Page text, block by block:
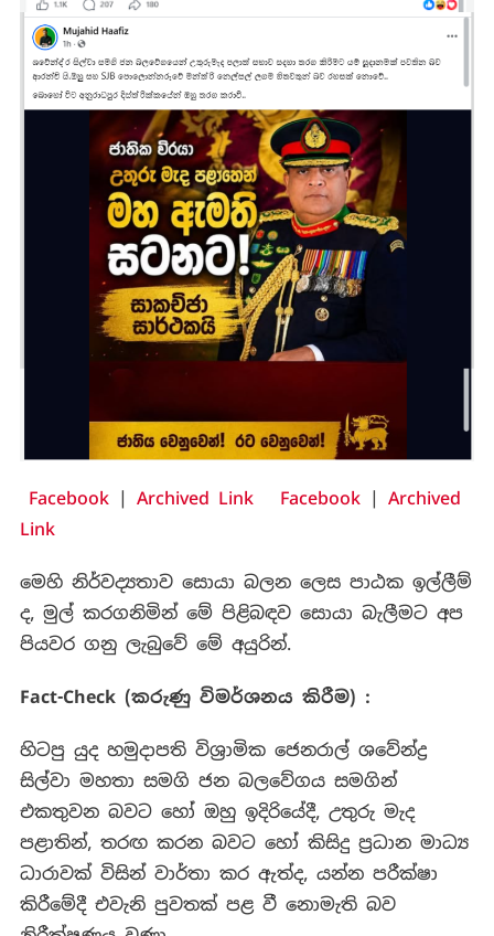
Facebook| Archived Link Facebook| Archived
Link
මෙහි නිර්වද්‍යතාව සොයා බලන ලෙස පාඨක ඉල්ලීම්
ද, මුල් කරගනිමින් මේ පිළිබඳව සොයා බැලීමට අප
පියවර ගනු ලැබුවේ මේ අයුරින්.
Fact-Check (කරුණු විමර්ශනය කිරීම) :
හිටපු යුද හමුදාපති විශ්‍රාමික ජෙනරාල් ශවේන්ද්‍ර
සිල්වා මහතා සමගි ජන බලවේගය සමගින්
එකතුවන බවට හෝ ඔහු ඉදිරියේදී, උතුරු මැද
පළාතින්, තරඟ කරන බවට හෝ කිසිදු ප්‍රධාන මාධ්‍ය
ධාරාවක් විසින් වාර්තා කර ඇත්ද, යන්න පරීක්ෂා
කිරීමේදී එවැනි පුවතක් පළ වී නොමැති බව